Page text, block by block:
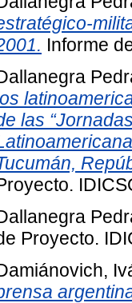
Informe
las
Proyecto.